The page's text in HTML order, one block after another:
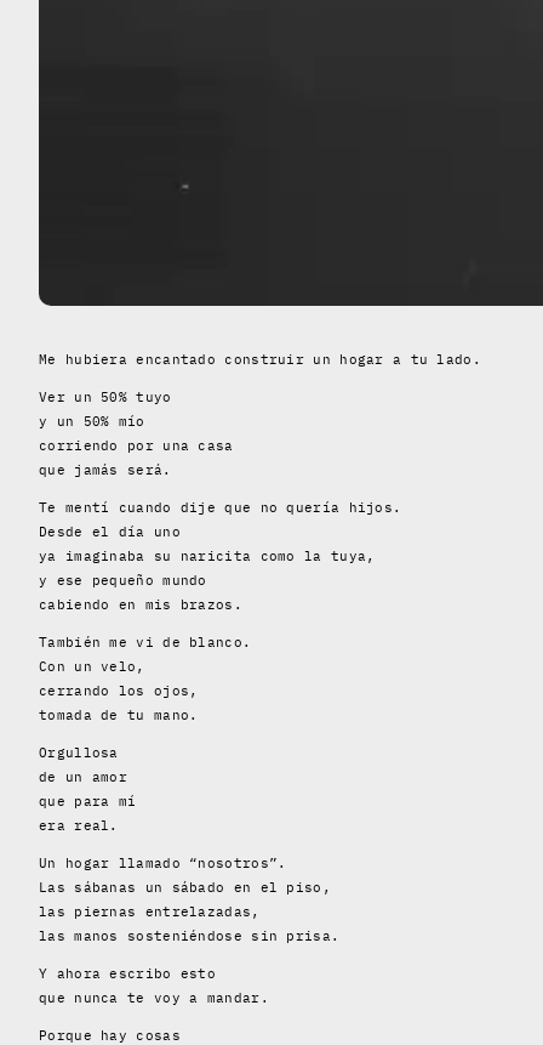
Me hubiera encantado construir un hogar a tu lado.
Ver un 50% tuyo
y un 50% mío
corriendo por una casa
que jamás será.
Te mentí cuando dije que no quería hijos.
Desde el día uno
ya imaginaba su naricita como la tuya,
y ese pequeño mundo
cabiendo en mis brazos.
También me vi de blanco.
Con un velo,
cerrando los ojos,
tomada de tu mano.
Orgullosa
de un amor
que para mí
era real.
Un hogar llamado “nosotros”.
Las sábanas un sábado en el piso,
las piernas entrelazadas,
las manos sosteniéndose sin prisa.
Y ahora escribo esto
que nunca te voy a mandar.
Porque hay cosas